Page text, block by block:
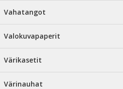
Vahatangot
Valokuvapaperit
Värikasetit
Värinauhat